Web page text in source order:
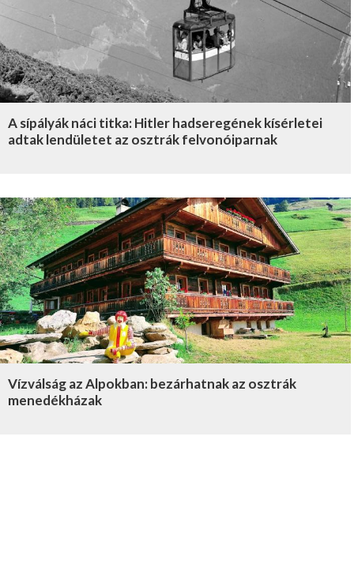
A sípályák náci titka: Hitler hadseregének kísérletei
adtak lendületet az osztrák felvonóiparnak
Vízválság az Alpokban: bezárhatnak az osztrák
menedékházak